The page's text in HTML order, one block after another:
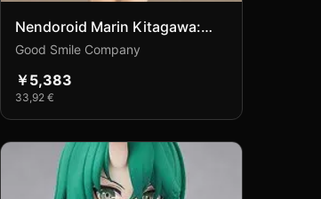
Nendoroid Marin Kitagawa:
Swimsuit Ver. (PVC Figure)
Good Smile Company
￥5,383
33,92 €